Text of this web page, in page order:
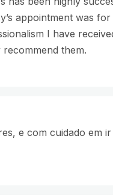
appointment was
I have
them.
e com cuidado em